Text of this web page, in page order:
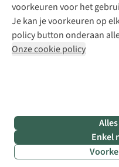
voorkeuren voor het
Je kan je voorkeuren op
policy button onderaan
Onze cookie policy
Enkel
Disclaimer Privacy